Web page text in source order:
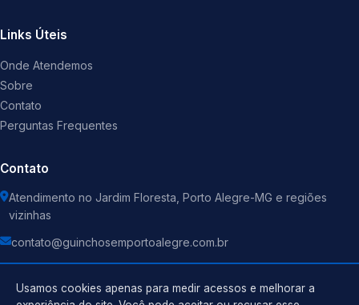
Links Úteis
Onde Atendemos
Sobre
Contato
Perguntas Frequentes
Contato
Atendimento no Jardim Floresta, Porto Alegre-MG e regiões
vizinhas
contato@guinchosemportoalegre.com.br
Usamos cookies apenas para medir acessos e melhorar a